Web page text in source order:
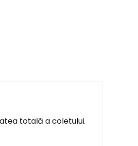
totală a coletului.